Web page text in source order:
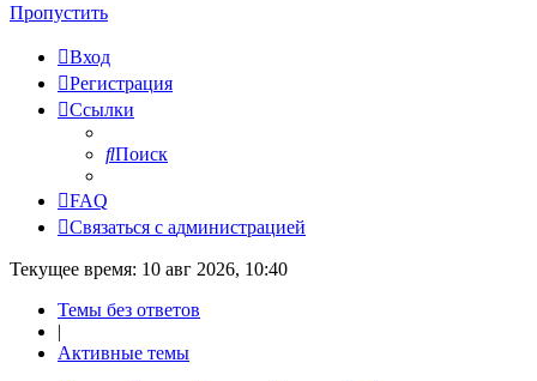
Пропустить
Вход
Регистрация
Ссылки
Поиск
FAQ
Связаться с администрацией
Текущее время: 10 авг 2026, 10:40
Темы без ответов
|
Активные темы